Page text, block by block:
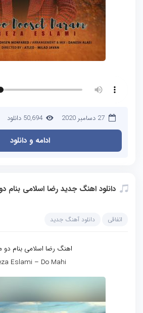
27 دسامبر 2020 50,694 دانلود
ادامه و دانلود
دانلود اهنگ جدید رضا اسلامی بنام
اتفاقی دانلود آهنگ جدید
اهنگ رضا اسلامی بنام دو
Eslami – Do Mahi